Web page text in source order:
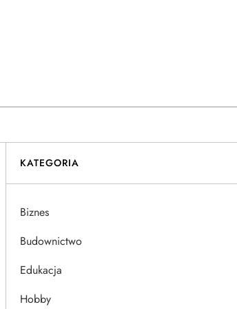
KATEGORIA
Biznes
Budownictwo
Edukacja
Hobby